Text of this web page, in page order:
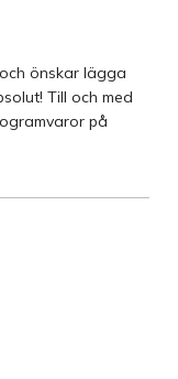
önskar lägga
Till och med
på